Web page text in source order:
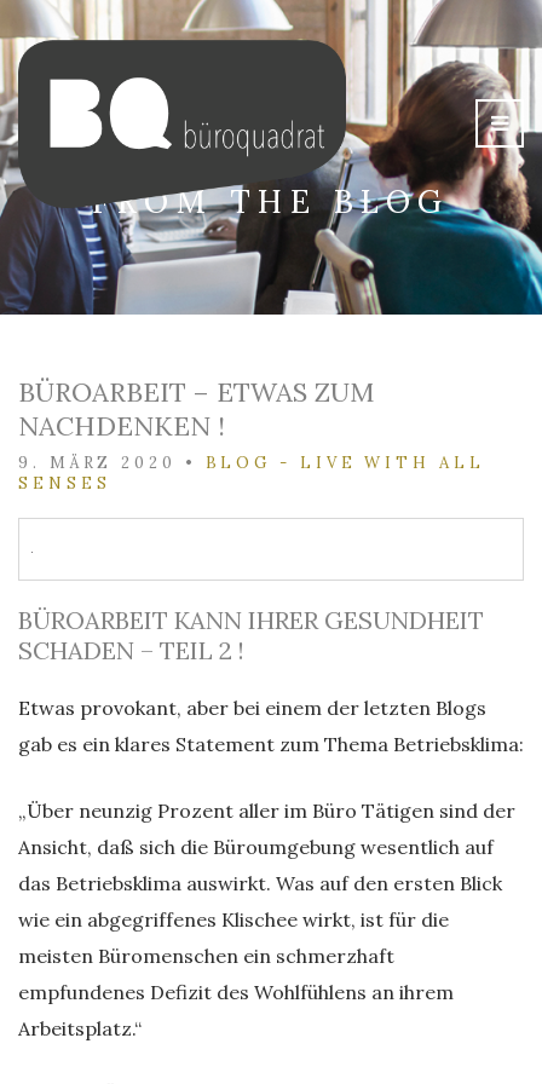
FROM THE BLOG
BÜROARBEIT – ETWAS ZUM
NACHDENKEN !
9. MÄRZ 2020 • BLOG - LIVE WITH ALL
SENSES
BÜROARBEIT KANN IHRER GESUNDHEIT
SCHADEN – TEIL 2 !
Etwas provokant, aber bei einem der letzten Blogs
gab es ein klares Statement zum Thema Betriebsklima:
„Über neunzig Prozent aller im Büro Tätigen sind der
Ansicht, daß sich die Büroumgebung wesentlich auf
das Betriebsklima auswirkt. Was auf den ersten Blick
wie ein abgegriffenes Klischee wirkt, ist für die
meisten Büromenschen ein schmerzhaft
empfundenes Defizit des Wohlfühlens an ihrem
Arbeitsplatz.“